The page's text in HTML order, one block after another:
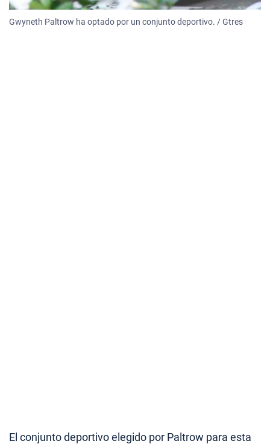
Gwyneth Paltrow ha optado por un conjunto deportivo. / Gtres
El conjunto deportivo elegido por Paltrow para esta